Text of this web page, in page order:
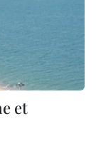
et